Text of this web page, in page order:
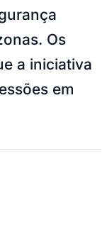
Os
a iniciativa
em